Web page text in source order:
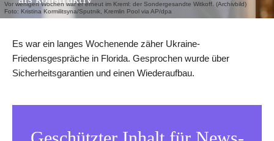
Vor wenigen Wochen war er erneut im Kreml: der Sondergesandte Witkoff. (Archivbild)
Foto: Kristina Kormilitsyna/Sputnik, Kremlin Pool via AP/dpa
Es war ein langes Wochenende zäher Ukraine-
Friedensgespräche in Florida. Gesprochen wurde über
Sicherheitsgarantien und einen Wiederaufbau.